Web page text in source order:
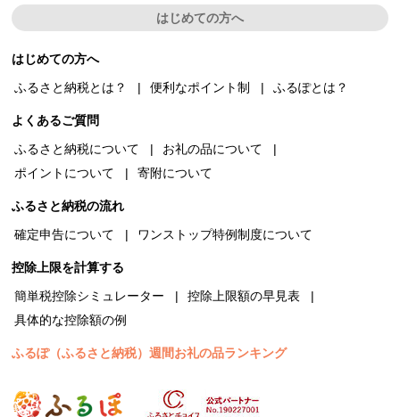
はじめての方へ
はじめての方へ
ふるさと納税とは？
便利なポイント制 ふるぽとは？
よくあるご質問
ふるさと納税について
お礼の品について
ポイントについて
寄附について
ふるさと納税の流れ
確定申告について
ワンストップ特例制度について
控除上限を計算する
簡単税控除シミュレーター
控除上限額の早見表
具体的な控除額の例
ふるぽ（ふるさと納税）週間お礼の品ランキング